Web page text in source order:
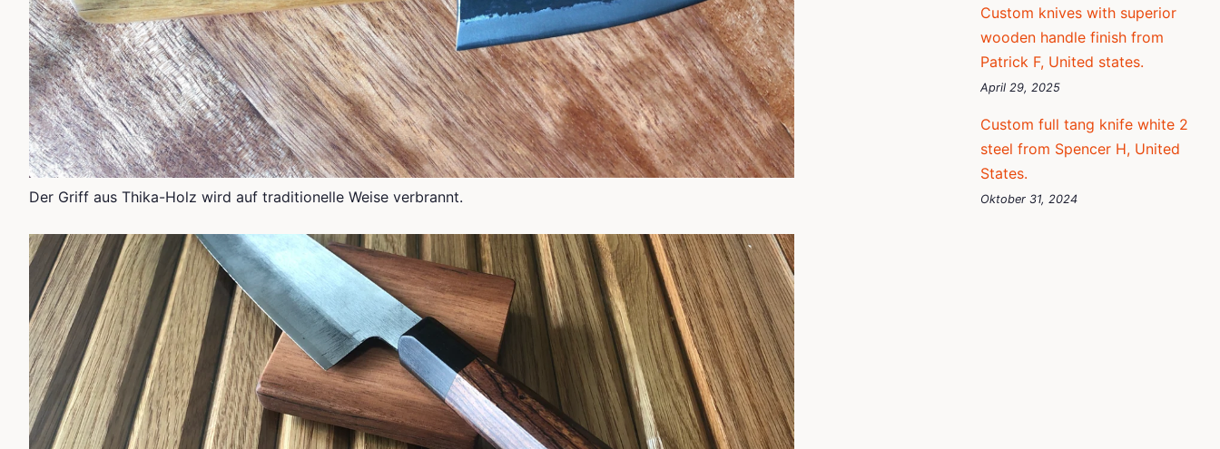
Der Griff aus Thika-Holz wird auf traditionelle Weise verbrannt.
Custom knives with superior
wooden handle finish from
Patrick F, United states.
April 29, 2025
Custom full tang knife white 2
steel from Spencer H, United
States.
Oktober 31, 2024